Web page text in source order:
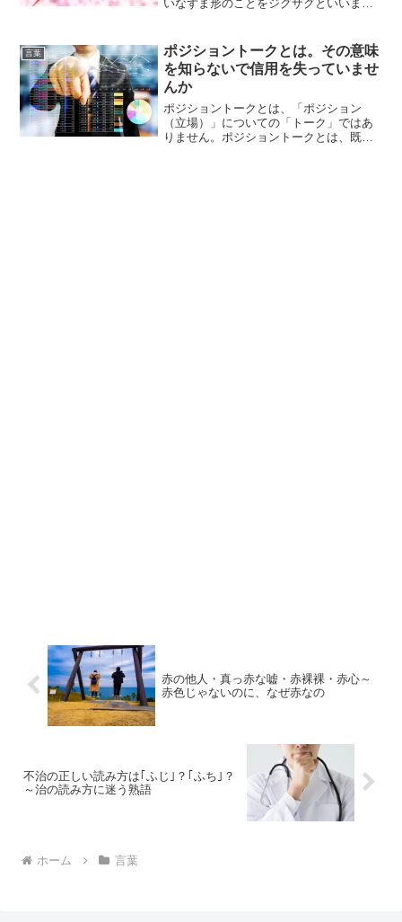
いなずま形のことをジグザグといいま
航行、ジグザグに縫ぬうことができるミ
シンをジグザグミシン、い...
言葉
ポジショントークとは。その意味
を知らないで信用を失っていませ
んか
ポジショントークとは、「ポジション
（立場）」についての「トーク」ではあ
りません。ポジショントークとは、既に
赤の他人・真っ赤な嘘・赤裸裸・赤心～
赤色じゃないのに、なぜ赤なの
不治の正しい読み方は｢ふじ｣？｢ふち｣？
～治の読み方に迷う熟語
ホーム 言葉